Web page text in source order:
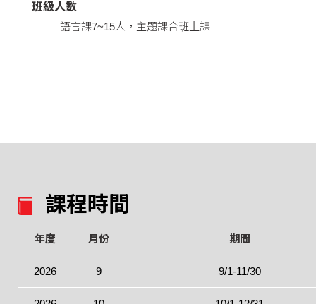
班級人數
語言課7~15人，主題課合班上課
課程時間
年度 月份 期間
2026 9 9/1-11/30